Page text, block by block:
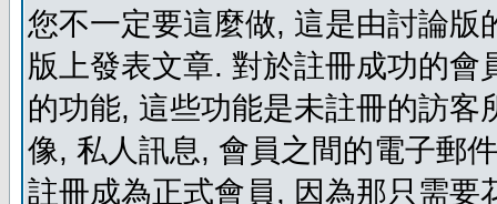
您不一定要這麼做, 這是由討論
版上發表文章. 對於註冊成功的
的功能, 這些功能是未註冊的訪
像, 私人訊息, 會員之間的電子郵
註冊成為正式會員, 因為那只需要